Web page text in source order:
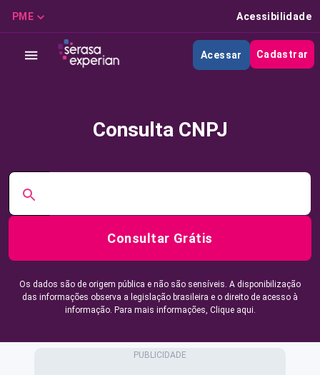
PME Acessibilidade
Acessar Cadastrar
Consulta CNPJ
Consultar Grátis
Os dados são de origem pública e não são sensíveis. A disponibilização
das informações observa a legislação brasileira e o direito de acesso à
informação. Para mais informações, Clique aqui.